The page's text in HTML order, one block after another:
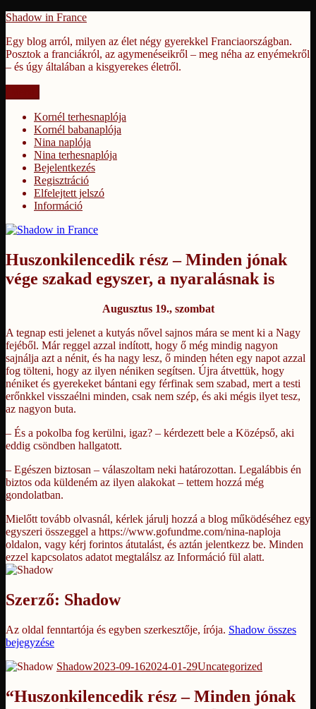
Tartalomhoz
Shadow in France
Egy blog arról, milyen az élet négy gyerekkel Franciaországban.
Posztok a franciákról, az agymenéseikről – meg néha az enyémekről
– és úgy általában a kisgyerekes életről.
Kornél terhesnaplója
Kornél babanaplója
Nina naplója
Nina terhesnaplója
Bejelentkezés
Regisztráció
Elfelejtett jelszó
Információ
Huszonkilencedik rész – Minden jónak
vége szakad egyszer, a nyaralásnak is
Augusztus 19., szombat
A tegnap esti jelenet a kutyás nővel sajnos mára se ment ki a Nagy
fejéből. Már reggel azzal indított, hogy ő még mindig nagyon
sajnálja azt a nénit, és ha nagy lesz, ő minden héten egy napot azzal
fog tölteni, hogy az ilyen néniken segítsen. Újra átvettük, hogy
néniket és gyerekeket bántani egy férfinak sem szabad, mert a testi
erőnkkel visszaélni minden, csak nem szép, és aki mégis ilyet tesz,
az nagyon buta.
– És a pokolba fog kerülni, igaz? – kérdezett bele a Középső, aki
eddig csöndben hallgatott.
– Egészen biztosan – válaszoltam neki határozottan. Legalábbis én
biztos oda küldeném az ilyen alakokat – tettem hozzá még
gondolatban.
Mielőtt tovább olvasnál, kérlek járulj hozzá a blog működéséhez egy
egyszeri összeggel a https://www.gofundme.com/nina-naploja
oldalon, vagy kérj forintos átutalást, és aztán jelentkezz be. Minden
ezzel kapcsolatos adatot megtalálsz az Információ fül alatt.
Szerző: Shadow
Az oldal fenntartója és egyben szerkesztője, írója. Shadow összes
bejegyzése
Szerző
ShadowKözzétéve
2023-09-162024-01-29Kategória
Uncategorized
“Huszonkilencedik rész – Minden jónak